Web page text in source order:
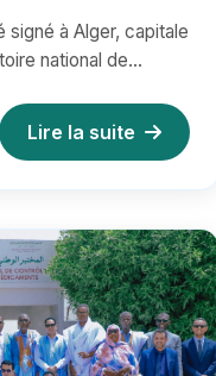
nationale
en
signé à Alger, capitale
national de
Lire la suite